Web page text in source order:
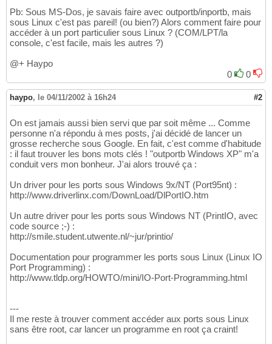
Pb: Sous MS-Dos, je savais faire avec outportb/inportb, mais
sous Linux c'est pas pareil! (ou bien?) Alors comment faire pour
accéder à un port particulier sous Linux ? (COM/LPT/la
console, c'est facile, mais les autres ?)
@+ Haypo
0
0
haypo, le 04/11/2002 à 16h24 #2
On est jamais aussi bien servi que par soit même ... Comme
personne n'a répondu à mes posts, j'ai décidé de lancer un
grosse recherche sous Google. En fait, c'est comme d'habitude
: il faut trouver les bons mots clés ! "outportb Windows XP" m'a
conduit vers mon bonheur. J'ai alors trouvé ça :
Un driver pour les ports sous Windows 9x/NT (Port95nt) :
http://www.driverlinx.com/DownLoad/DlPortIO.htm
Un autre driver pour les ports sous Windows NT (PrintIO, avec
code source ;-) :
http://smile.student.utwente.nl/~jur/printio/
Documentation pour programmer les ports sous Linux (Linux IO
Port Programming) :
http://www.tldp.org/HOWTO/mini/IO-Port-Programming.html
---
Il me reste à trouver comment accéder aux ports sous Linux
sans être root, car lancer un programme en root ça craint!